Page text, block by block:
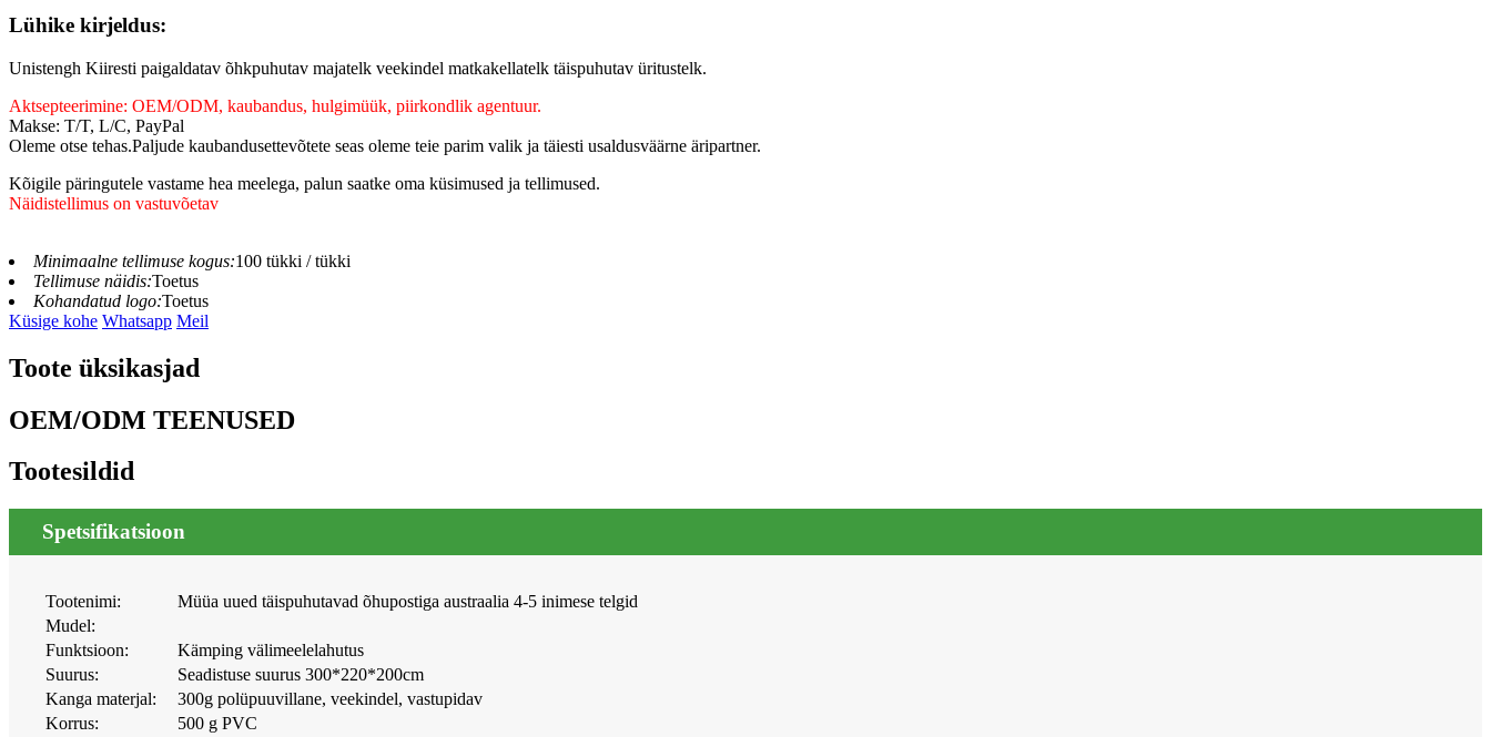
Lühike kirjeldus:
Unistengh Kiiresti paigaldatav õhkpuhutav majatelk veekindel matkakellatelk täispuhutav üritustelk.
Aktsepteerimine: OEM/ODM, kaubandus, hulgimüük, piirkondlik agentuur.
Makse: T/T, L/C, PayPal
Oleme otse tehas.Paljude kaubandusettevõtete seas oleme teie parim valik ja täiesti usaldusväärne äripartner.
Kõigile päringutele vastame hea meelega, palun saatke oma küsimused ja tellimused.
Näidistellimus on vastuvõetav
Minimaalne tellimuse kogus:100 tükki / tükki
Tellimuse näidis:Toetus
Kohandatud logo:Toetus
Küsige kohe Whatsapp Meil
Toote üksikasjad
OEM/ODM TEENUSED
Tootesildid
Spetsifikatsioon
Tootenimi:
Müüa uued täispuhutavad õhupostiga austraalia 4-5 inimese telgid
Mudel:
Funktsioon:
Kämping välimeelelahutus
Suurus:
Seadistuse suurus 300*220*200cm
Kanga materjal:
300g polüpuuvillane, veekindel, vastupidav
Korrus:
500 g PVC